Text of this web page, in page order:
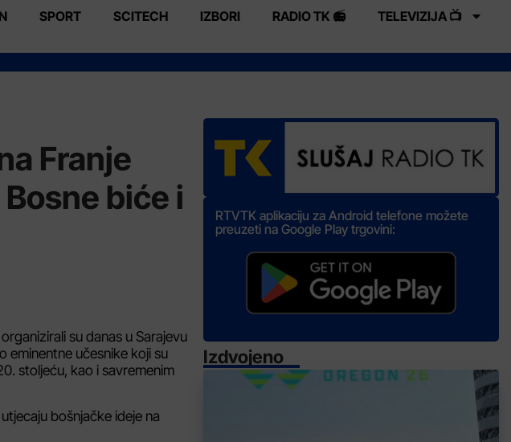
SPORT SCITECH IZBORI RADIO TK 📻 TELEVIZIJA 📺
Franje
biće i
su danas u Sarajevu
eminentne učesnike koji su
stoljeću, kao i savremenim
bošnjačke ideje na
RTVTK aplikaciju za Android telefone možete
preuzeti na Google Play trgovini:
Izdvojeno